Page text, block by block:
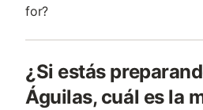
for?
¿Si estás
Águilas, cuál es la